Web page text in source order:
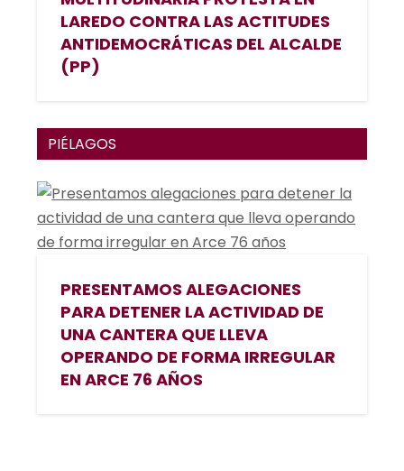
LAREDO CONTRA LAS ACTITUDES
ANTIDEMOCRÁTICAS DEL ALCALDE
(PP)
PIÉLAGOS
PRESENTAMOS ALEGACIONES
PARA DETENER LA ACTIVIDAD DE
UNA CANTERA QUE LLEVA
OPERANDO DE FORMA IRREGULAR
EN ARCE 76 AÑOS